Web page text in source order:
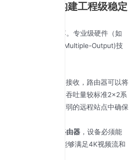
号边缘区域构建工程级稳定
号干扰和多径衰落。专业级硬件（如
(Multiple-Input Multiple-Output)技
天线同时进行发送和接收，路由器可以将
径中。这不仅使理论吞吐量较标准2×2系
市区域或信号穿透较弱的远程站点中确保
最佳5G路由器 ，设备必须能
这使峰值下载速度能够满足4K视频流和